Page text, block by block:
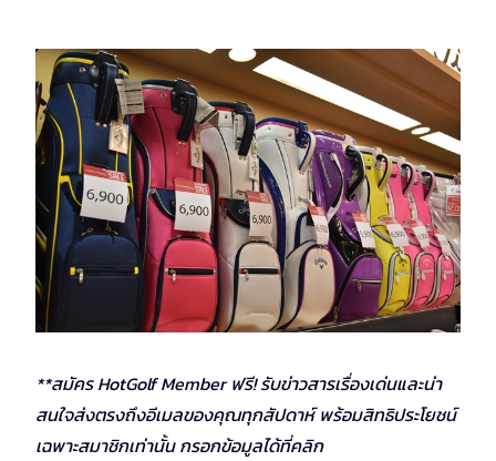
**สมัคร HotGolf Member ฟรี! รับข่าวสารเรื่องเด่นและน่า
สนใจส่งตรงถึงอีเมลของคุณทุกสัปดาห์ พร้อมสิทธิประโยชน์
เฉพาะสมาชิกเท่านั้น กรอกข้อมูลได้ที่คลิก